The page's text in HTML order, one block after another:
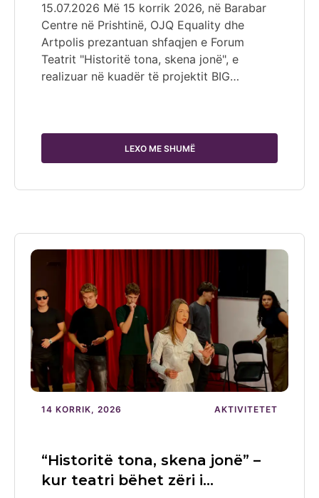
15.07.2026 Më 15 korrik 2026, në Barabar
Centre në Prishtinë, OJQ Equality dhe
Artpolis prezantuan shfaqjen e Forum
Teatrit "Historitë tona, skena jonë", e
realizuar në kuadër të projektit BIG…
LEXO ME SHUMË
14 KORRIK, 2026 AKTIVITETET
“Historitë tona, skena jonë” –
kur teatri bëhet zëri i…